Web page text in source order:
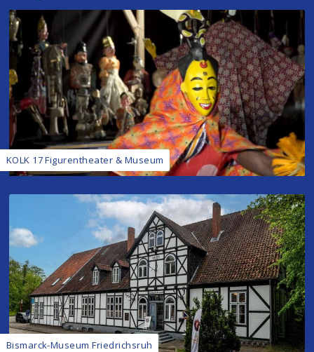
KOLK 17 Figurentheater & Museum
Bismarck-Museum Friedrichsruh